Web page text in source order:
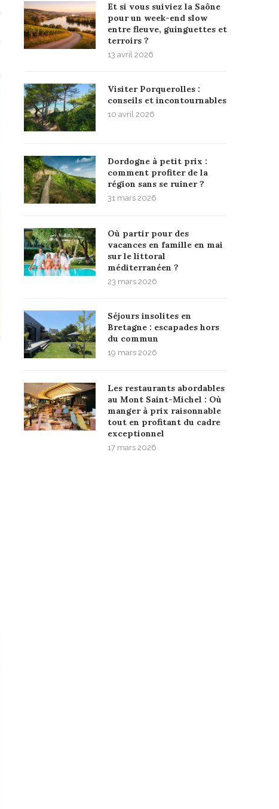
Et si vous suiviez la Saône
pour un week-end slow
entre fleuve, guinguettes et
terroirs ?
13 avril 2026
Visiter Porquerolles :
conseils et incontournables
10 avril 2026
Dordogne à petit prix :
comment profiter de la
région sans se ruiner ?
31 mars 2026
Où partir pour des
vacances en famille en mai
sur le littoral
méditerranéen ?
23 mars 2026
Séjours insolites en
Bretagne : escapades hors
du commun
19 mars 2026
Les restaurants abordables
au Mont Saint-Michel : Où
manger à prix raisonnable
tout en profitant du cadre
exceptionnel
17 mars 2026